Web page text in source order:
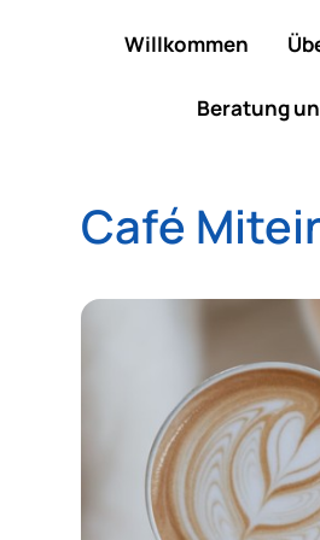
Willkommen
Beratung
Café